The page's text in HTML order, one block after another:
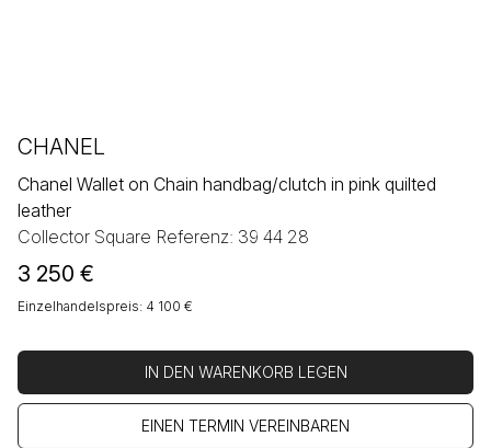
CHANEL
Chanel Wallet on Chain handbag/clutch in pink quilted
leather
Collector Square Referenz: 39 44 28
3 250 €
Einzelhandelspreis: 4 100 €
IN DEN WARENKORB LEGEN
EINEN TERMIN VEREINBAREN